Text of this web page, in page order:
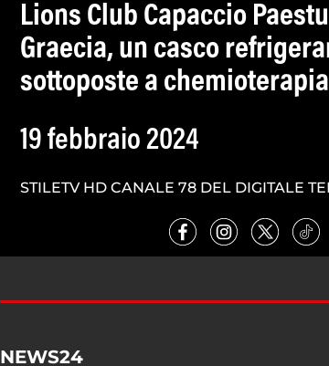
Lions Club Capaccio
Graecia, un casco
sottoposte a chemioterapia
19 febbraio 2024
STILETV HD CANALE 78 DEL DIGITALE
NEWS24